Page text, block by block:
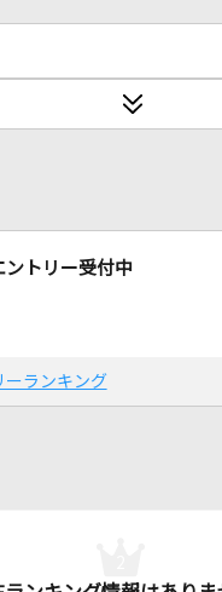
トリー受付中
ランキング